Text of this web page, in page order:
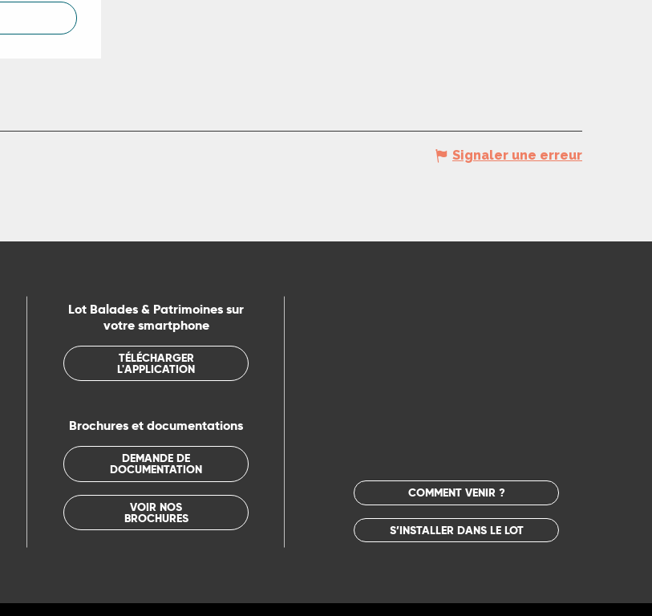
Signaler une erreur
Lot Balades & Patrimoines sur
votre smartphone
TÉLÉCHARGER
L'APPLICATION
Brochures et documentations
DEMANDE DE
DOCUMENTATION
VOIR NOS
BROCHURES
COMMENT VENIR ?
S’INSTALLER DANS LE LOT